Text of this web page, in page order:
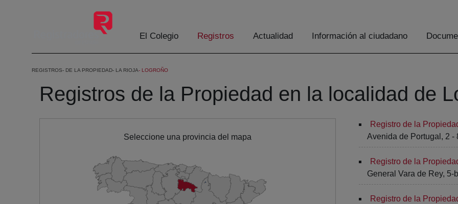
El Colegio Registros Actualidad Información al ciudadano
REGISTROS DE LA PROPIEDAD LA RIOJA LOGROÑO
Registros de la Propiedad en la localidad de
Seleccione una provincia del mapa
Registro de la
Avenida de Portugal, 2 -
Registro de la
General Vara de Rey, 5-
Registro de la